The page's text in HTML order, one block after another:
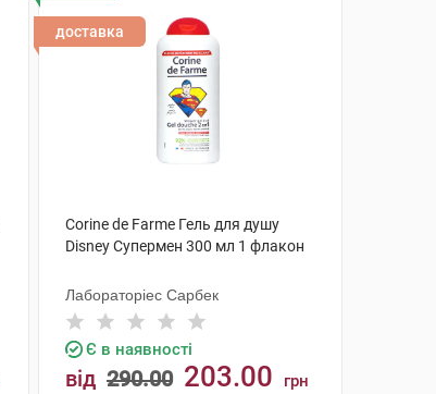
доставка
Corine de Farme Гель для душу
Disney Супермен 300 мл 1 флакон
Лабораторіес Сарбек
Є в наявності
від 290.00 203.00 грн